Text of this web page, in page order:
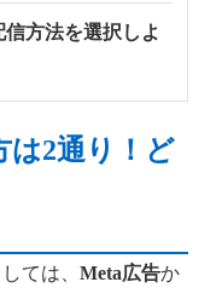
方法を選択しよ
は2通り！ど
ては、 Meta広告か